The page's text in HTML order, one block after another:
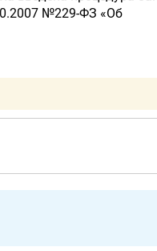
№229-ФЗ «Об